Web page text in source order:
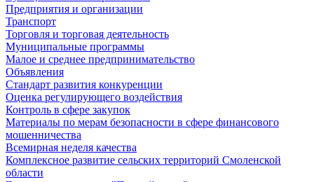
Предприятия и организации
Транспорт
Торговля и торговая деятельность
Муниципальные программы
Малое и среднее предпринимательство
Объявления
Стандарт развития конкуренции
Оценка регулирующего воздействия
Контроль в сфере закупок
Материалы по мерам безопасности в сфере финансового
мошенничества
Всемирная неделя качества
Комплексное развитие сельских территорий Смоленской
области